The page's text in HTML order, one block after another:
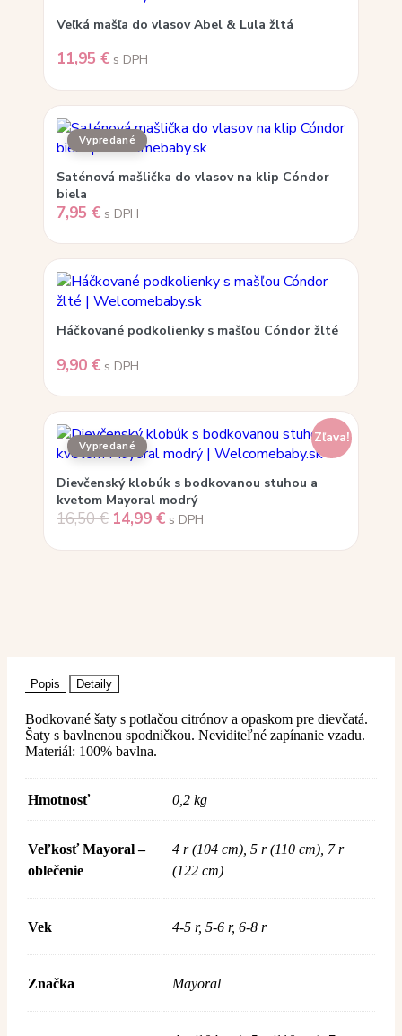
Veľká mašľa do vlasov Abel & Lula žltá
11,95 € s DPH
Saténová mašlička do vlasov na klip Cóndor
biela
7,95 € s DPH
Háčkované podkolienky s mašľou Cóndor žlté
9,90 € s DPH
Zľava!
Dievčenský klobúk s bodkovanou stuhou a
kvetom Mayoral modrý
16,50€ 14,99 € s DPH
Popis Detaily
Bodkované šaty s potlačou citrónov a opaskom pre dievčatá.
Šaty s bavlnenou spodničkou. Neviditeľné zapínanie vzadu.
Materiál: 100% bavlna.
Hmotnosť 0,2 kg
Veľkosť Mayoral –
oblečenie
4 r (104 cm), 5 r (110 cm), 7 r
(122 cm)
Vek 4-5 r, 5-6 r, 6-8 r
Značka Mayoral